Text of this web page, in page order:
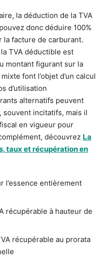
la déduction de la TVA
donc déduire 100%
la facture de carburant.
TVA déductible est
montant figurant sur la
font l’objet d’un calcul
d’utilisation
alternatifs peuvent
incitatifs, mais il
en vigueur pour
découvrez La
taux et récupération en
l’essence entièrement
récupérable à hauteur de
récupérable au prorata